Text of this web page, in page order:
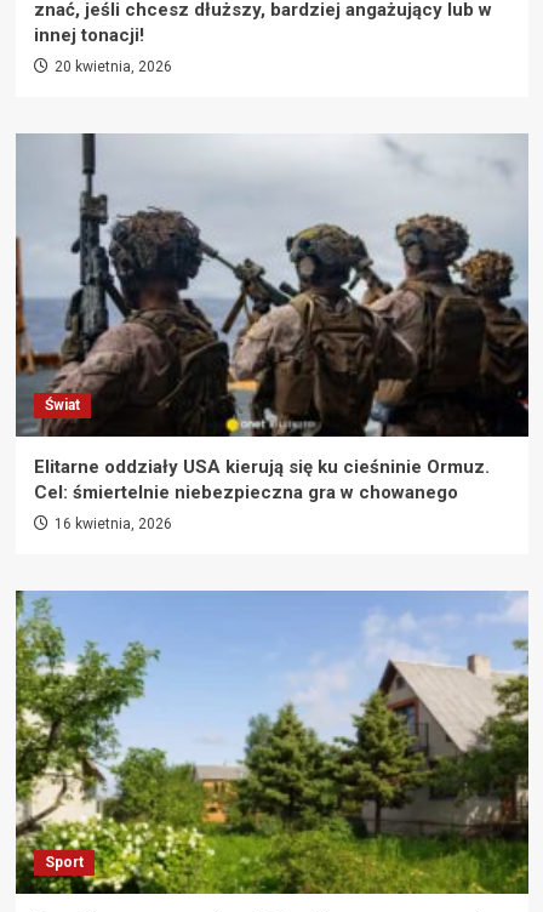
znać, jeśli chcesz dłuższy, bardziej angażujący lub w
innej tonacji!
20 kwietnia, 2026
Świat
Elitarne oddziały USA kierują się ku cieśninie Ormuz.
Cel: śmiertelnie niebezpieczna gra w chowanego
16 kwietnia, 2026
Sport